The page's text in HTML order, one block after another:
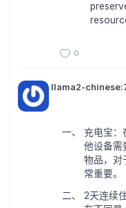
0
llama2-
充电宝：
他设备需
物品，对
常重要。
2天连续